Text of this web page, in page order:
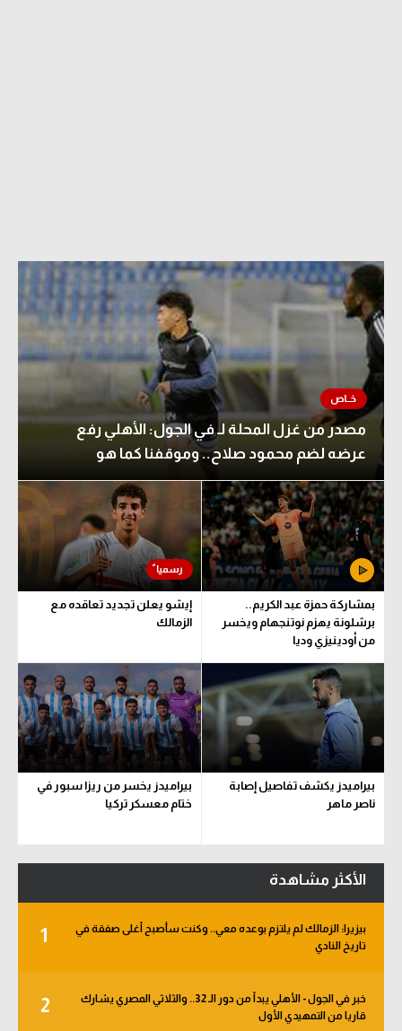
مصدر من غزل المحلة لـ في الجول: الأهلي رفع
عرضه لضم محمود صلاح.. وموقفنا كما هو
بمشاركة حمزة عبد الكريم..
برشلونة يهزم نوتنجهام ويخسر
من أودينيزي وديا
إيشو يعلن تجديد تعاقده مع
الزمالك
بيراميدز يكشف تفاصيل إصابة
ناصر ماهر
بيراميدز يخسر من ريزا سبور في
ختام معسكر تركيا
الأكثر مشاهدة
1
بيزيرا: الزمالك لم يلتزم بوعده معي.. وكنت سأصبح أغلى صفقة في
تاريخ النادي
2
خبر في الجول - الأهلي يبدأ من دور الـ 32.. والثلاثي المصري يشارك
قاريا من التمهيدي الأول